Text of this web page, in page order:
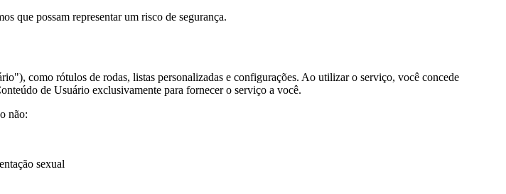
que possam representar um risco de segurança.
como rótulos de rodas, listas personalizadas e configurações. Ao utilizar o serviço, você concede
de Usuário exclusivamente para fornecer o serviço a você.
não:
sexual